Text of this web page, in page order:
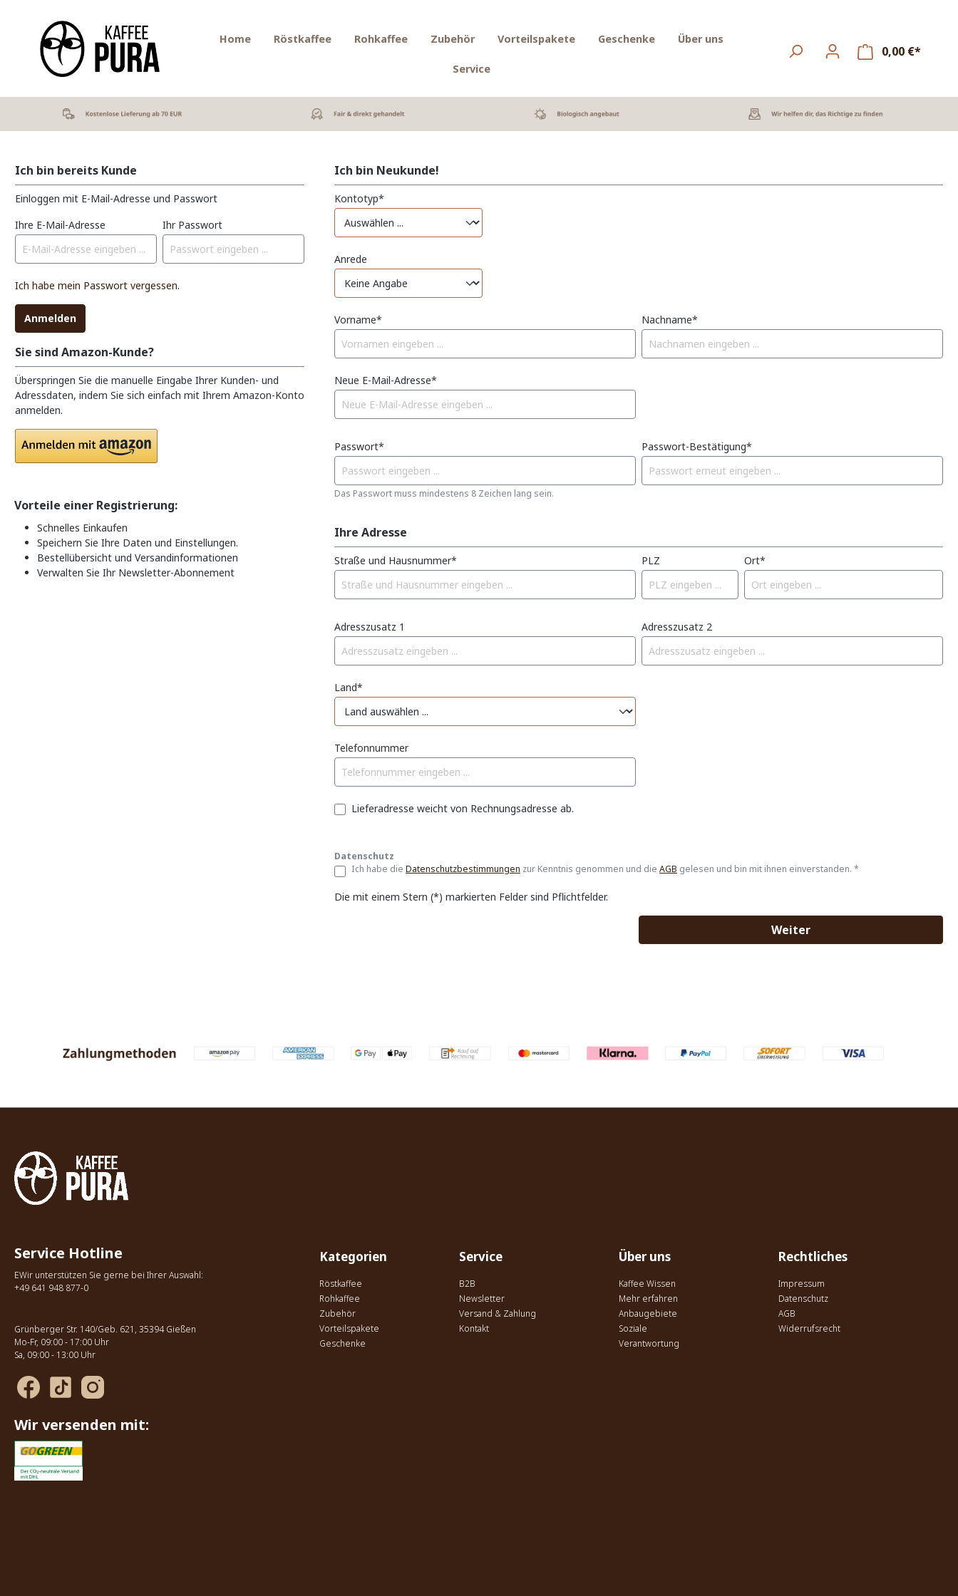
Home Röstkaffee Rohkaffee Zubehör Vorteilspakete Geschenke Über uns
Service
0,00 €*
Ich bin bereits Kunde
Einloggen mit E-Mail-Adresse und Passwort
Ihre E-Mail-Adresse
Ihr Passwort
Ich habe mein Passwort vergessen.
Anmelden
Sie sind Amazon-Kunde?
Überspringen Sie die manuelle Eingabe Ihrer Kunden- und
Adressdaten, indem Sie sich einfach mit Ihrem Amazon-Konto
anmelden.
Vorteile einer Registrierung:
Schnelles Einkaufen
Speichern Sie Ihre Daten und Einstellungen.
Bestellübersicht und Versandinformationen
Verwalten Sie Ihr Newsletter-Abonnement
Ich bin Neukunde!
Kontotyp*
Anrede
Vorname* Nachname*
Neue E-Mail-Adresse*
Passwort*
Das Passwort muss mindestens 8 Zeichen lang sein.
Passwort-Bestätigung*
Ihre Adresse
Straße und Hausnummer* PLZ Ort*
Adresszusatz 1 Adresszusatz 2
Land*
Telefonnummer
Lieferadresse weicht von Rechnungsadresse ab.
Datenschutz
Ich habe die Datenschutzbestimmungen zur Kenntnis genommen und die AGB gelesen und bin mit ihnen einverstanden. *
Die mit einem Stern (*) markierten Felder sind Pflichtfelder.
Weiter
Service Hotline
EWir unterstützen Sie gerne bei Ihrer Auswahl:
+49 641 948 877-0
Grünberger Str. 140/Geb. 621, 35394 Gießen
Mo-Fr, 09:00 - 17:00 Uhr
Sa, 09:00 - 13:00 Uhr
Wir versenden mit:
Kategorien
Röstkaffee
Rohkaffee
Zubehör
Vorteilspakete
Geschenke
Service
B2B
Newsletter
Versand & Zahlung
Kontakt
Über uns
Kaffee Wissen
Mehr erfahren
Anbaugebiete
Soziale
Verantwortung
Rechtliches
Impressum
Datenschutz
AGB
Widerrufsrecht